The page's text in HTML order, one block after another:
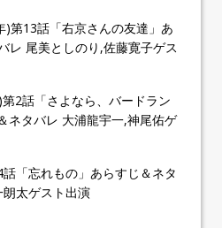
)第13話「右京さんの友達」あ
レ 尾美としのり,佐藤寛子ゲス
2話「さよなら、バードラン
ネタバレ 大浦龍宇一,神尾佑ゲ
「忘れもの」あらすじ＆ネタ
太ゲスト出演